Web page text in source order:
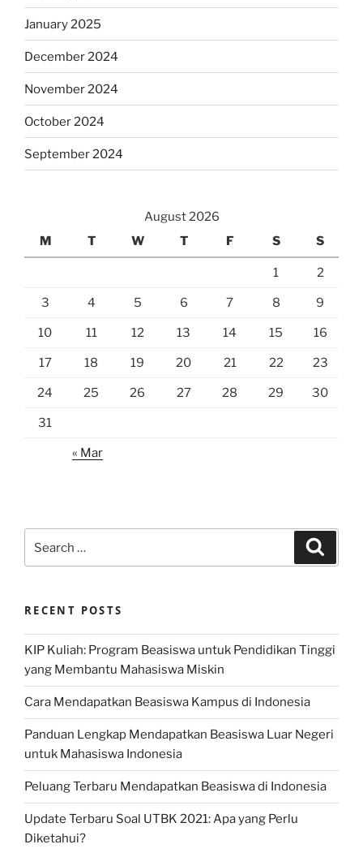
January 2025
December 2024
November 2024
October 2024
September 2024
August 2026
M
T W T F S S
1 2
3 4 5 6 7 8 9
10 11 12 13 14 15 16
17 18 19 20 21 22 23
24 25 26 27 28 29 30
31
« Mar
for:
RECENT POSTS
KIP Kuliah: Program Beasiswa untuk Pendidikan Tinggi
yang Membantu Mahasiswa Miskin
Cara Mendapatkan Beasiswa Kampus di Indonesia
Panduan Lengkap Mendapatkan Beasiswa Luar Negeri
untuk Mahasiswa Indonesia
Peluang Terbaru Mendapatkan Beasiswa di Indonesia
Update Terbaru Soal UTBK 2021: Apa yang Perlu
Diketahui?